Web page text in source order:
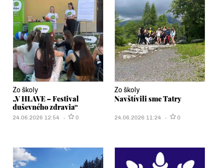
Zo školy
„V HLAVE – Festival
duševného zdravia“
24.06.2026 12:54 0
Zo školy
Navštívili sme Tatry
24.06.2026 11:24 0